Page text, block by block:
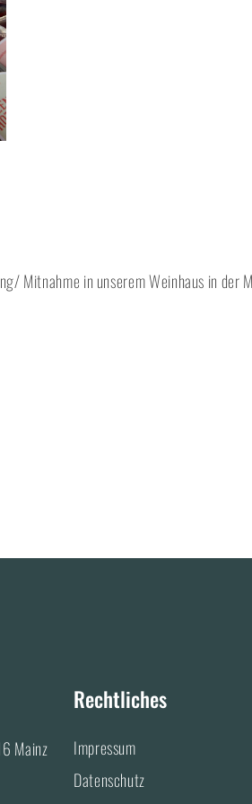
Mitnahme in unserem Weinhaus in der
Mainz
Rechtliches
Impressum
Datenschutz